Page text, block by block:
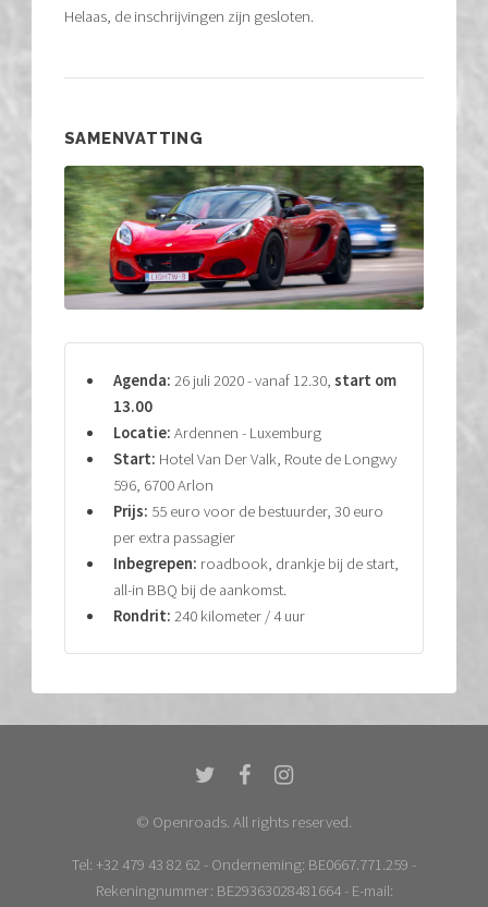
Helaas, de inschrijvingen zijn gesloten.
SAMENVATTING
Agenda: 26 juli 2020 - vanaf 12.30, start om
13.00
Locatie: Ardennen - Luxemburg
Start: Hotel Van Der Valk, Route de Longwy
596, 6700 Arlon
Prijs: 55 euro voor de bestuurder, 30 euro
per extra passagier
Inbegrepen: roadbook, drankje bij de start,
all-in BBQ bij de aankomst.
Rondrit: 240 kilometer / 4 uur
© Openroads. All rights reserved.
Tel: +32 479 43 82 62 - Onderneming: BE0667.771.259 -
Rekeningnummer: BE29363028481664 - E-mail: